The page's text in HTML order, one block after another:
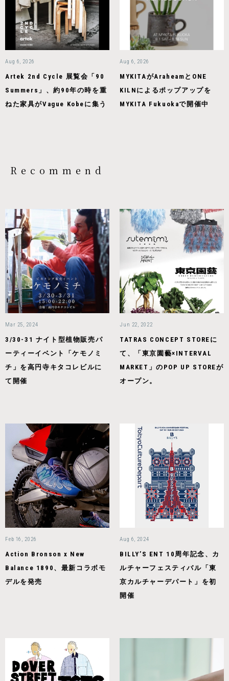
Aug 6, 2026
Artek 2nd Cycle 展覧会「90
Summers」、約90年の時を重
ねた家具がVague Kobeに集う
Aug 6, 2026
MYKITAがAraheamとONE
KILNによるポップアップを
MYKITA Fukuokaで開催中
Recommend
Mar 25, 2024
3/30-31 ナイト型植物販売パ
ーティーイベント「ケモノミ
チ」を高円寺キタコレビルに
て開催
Jun 22, 2022
TATRAS CONCEPT STOREに
て、「東京園藝×INTERVAL
MARKET」のPOP UP STOREが
オープン。
Feb 16, 2026
Action Bronson x New
Balance 1890、最新コラボモ
デルを発売
Aug 6, 2024
BILLYʼS ENT 10周年記念、カ
ルチャーフェスティバル「東
京カルチャーデパート」を初
開催